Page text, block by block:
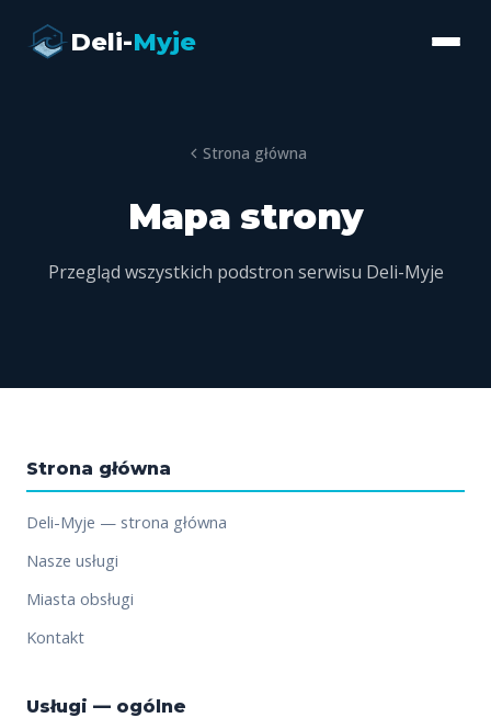
Deli-Myje
Strona główna
Mapa strony
Przegląd wszystkich podstron serwisu Deli-Myje
Strona główna
Deli-Myje — strona główna
Nasze usługi
Miasta obsługi
Kontakt
Usługi — ogólne